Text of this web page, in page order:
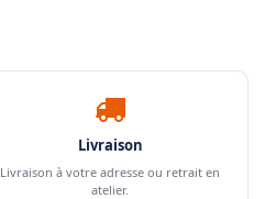
Livraison
Livraison à votre adresse ou retrait en
atelier.